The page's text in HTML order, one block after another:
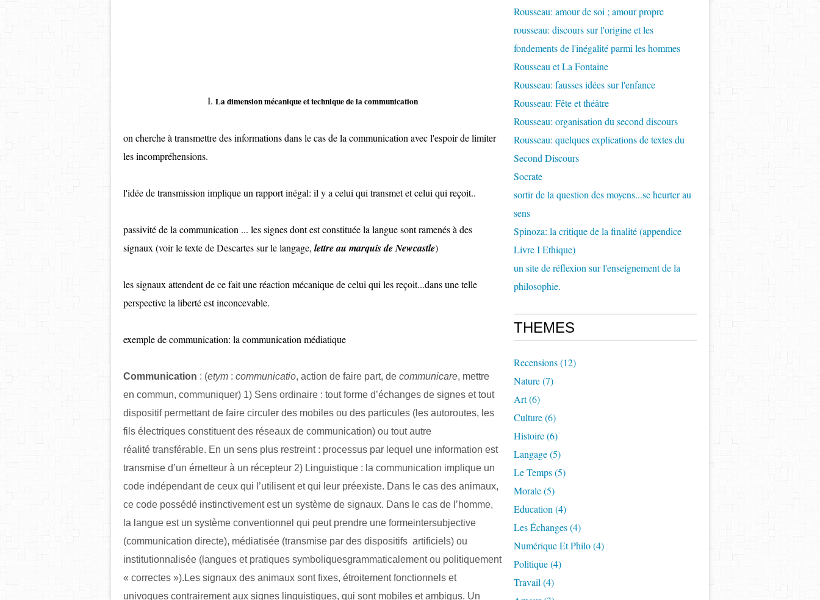
I. La dimension mécanique et technique de la communication
on cherche à transmettre des informations dans le cas de la communication avec l'espoir de limiter
les incompréhensions.
l'idée de transmission implique un rapport inégal: il y a celui qui transmet et celui qui reçoit..
passivité de la communication ... les signes dont est constituée la langue sont ramenés à des
signaux (voir le texte de Descartes sur le langage, lettre au marquis de Newcastle)
les signaux attendent de ce fait une réaction mécanique de celui qui les reçoit...dans une telle
perspective la liberté est inconcevable.
exemple de communication: la communication médiatique
Communication : (etym : communicatio, action de faire part, de communicare, mettre
en commun, communiquer) 1) Sens ordinaire : tout forme d’échanges de signes et tout
dispositif permettant de faire circuler des mobiles ou des particules (les autoroutes, les
fils électriques constituent des réseaux de communication) ou tout autre
réalité transférable. En un sens plus restreint : processus par lequel une information est
transmise d’un émetteur à un récepteur 2) Linguistique : la communication implique un
code indépendant de ceux qui l’utilisent et qui leur préexiste. Dans le cas des animaux,
ce code possédé instinctivement est un système de signaux. Dans le cas de l’homme,
la langue est un système conventionnel qui peut prendre une formeintersubjective
(communication directe), médiatisée (transmise par des dispositifs artificiels) ou
institutionnalisée (langues et pratiques symboliquesgrammaticalement ou politiquement
« correctes »).Les signaux des animaux sont fixes, étroitement fonctionnels et
univoques contrairement aux signes linguistiques, qui sont mobiles et ambigus. Un
Rousseau: amour de soi ; amour propre
rousseau: discours sur l'origine et les
fondements de l'inégalité parmi les hommes
Rousseau et La Fontaine
Rousseau: fausses idées sur l'enfance
Rousseau: Fête et théâtre
Rousseau: organisation du second discours
Rousseau: quelques explications de textes du
Second Discours
Socrate
sortir de la question des moyens...se heurter au
sens
Spinoza: la critique de la finalité (appendice
Livre I Ethique)
un site de réflexion sur l'enseignement de la
philosophie.
THEMES
Recensions(12)
Nature(7)
Art(6)
Culture(6)
Histoire(6)
Langage(5)
Le Temps(5)
Morale(5)
Education (4)
Les Échanges(4)
Numérique Et Philo(4)
Politique(4)
Travail (4)